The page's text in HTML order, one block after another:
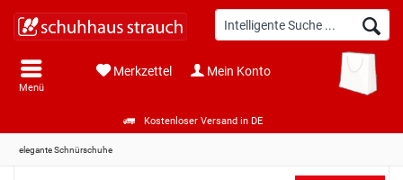
Kostenloser Versand in DE
Menü
Merkzettel Mein Konto
elegante Schnürschuhe